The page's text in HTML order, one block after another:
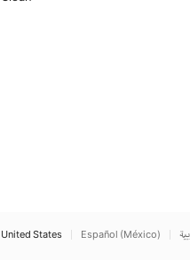
United States Español (México)